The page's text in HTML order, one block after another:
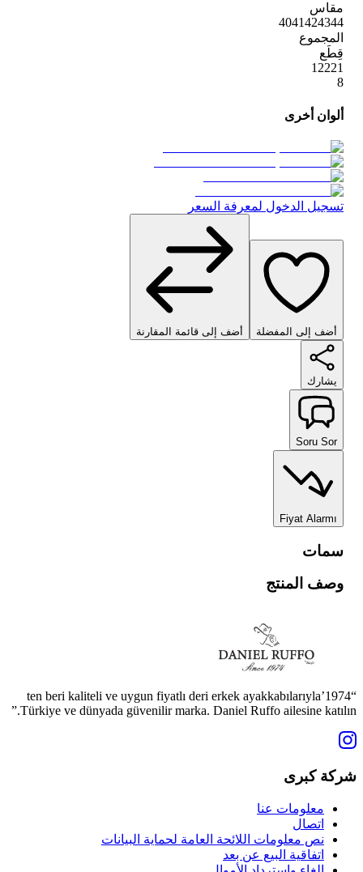
مقاس
4041424344
المجموع
قِطَع
12221
8
ألوان أخرى
تسجيل الدخول لمعرفة السعر
أضف إلى المفضلة أضف إلى قائمة المقارنة
يشارك
Soru Sor
Fiyat Alarmı
سمات
وصف المنتج
“1974’ten beri kaliteli ve uygun fiyatlı deri erkek ayakkabılarıyla
Türkiye ve dünyada güvenilir marka. Daniel Ruffo ailesine katılın.”
شركة كبرى
معلومات عنا
اتصال
نص معلومات اللائحة العامة لحماية البيانات
اتفاقية البيع عن بعد